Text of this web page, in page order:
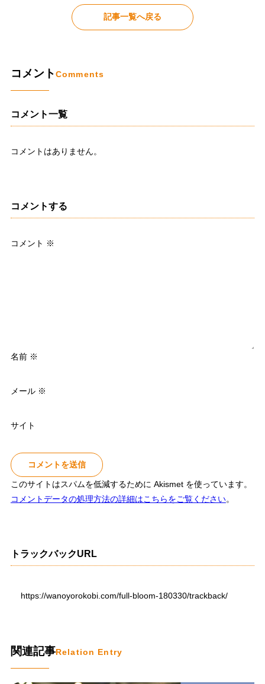
記事一覧へ戻る
コメントComments
コメント一覧
コメントはありません。
コメントする
コメント ※
名前 ※
メール ※
サイト
このサイトはスパムを低減するために Akismet を使っています。
コメントデータの処理方法の詳細はこちらをご覧ください。
トラックバックURL
https://wanoyorokobi.com/full-bloom-180330/trackback/
関連記事Relation Entry